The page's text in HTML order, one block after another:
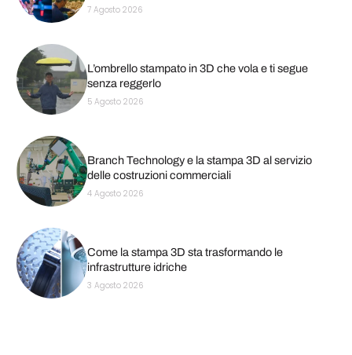
7 Agosto 2026
L’ombrello stampato in 3D che vola e ti segue
senza reggerlo
5 Agosto 2026
Branch Technology e la stampa 3D al servizio
delle costruzioni commerciali
4 Agosto 2026
Come la stampa 3D sta trasformando le
infrastrutture idriche
3 Agosto 2026